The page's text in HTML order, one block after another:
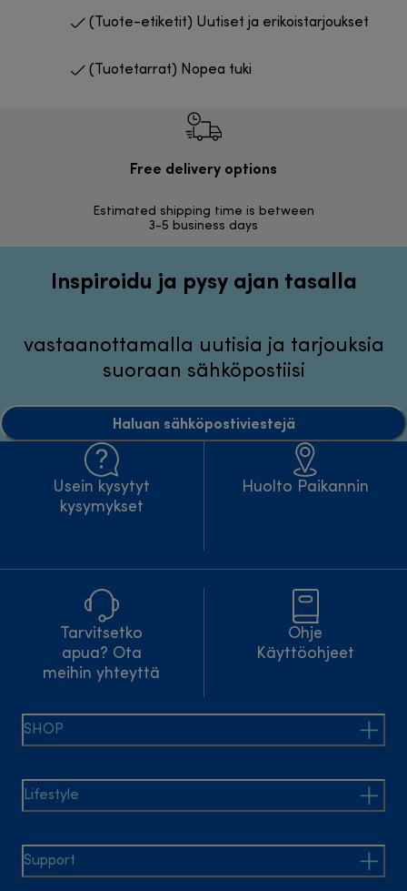
(Tuote-etiketit) Uutiset ja erikoistarjoukset
(Tuotetarrat) Nopea tuki
Free delivery options
Estimated shipping time is between
3-5 business days
Inspiroidu ja pysy ajan tasalla
vastaanottamalla uutisia ja tarjouksia
suoraan sähköpostiisi
Haluan sähköpostiviestejä
Usein kysytyt
kysymykset
Huolto Paikannin
Tarvitsetko
apua? Ota
meihin yhteyttä
Ohje
Käyttöohjeet
SHOP
Lifestyle
Support